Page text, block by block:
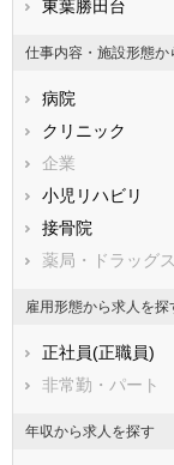
兵庫県
香川県
福岡県
熊本県
鹿児島県
東葉勝田台
仕事内容・施設形態か
病院
クリニック
企業
小児リハビリ
接骨院
薬局・ドラッグ
雇用形態から求人を探
正社員(正職員)
非常勤・パート
年収から求人を探す